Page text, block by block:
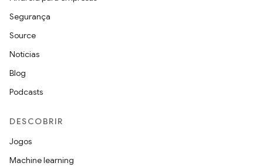
Segurança
Source
Notícias
Blog
Podcasts
DESCOBRIR
Jogos
Machine learning